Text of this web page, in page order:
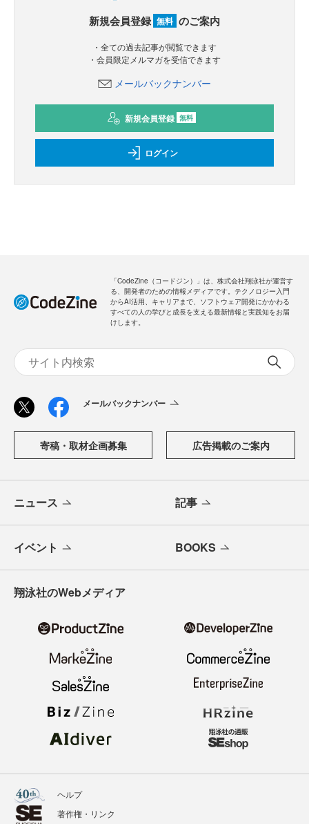
新規会員登録 無料
ログイン
からAI活用、キャリアまで、ソフトウェア開発にかかわる
すべての人の学びと成長を支える最新情報と実践知をお届
ニュース 記事
イベント BOOKS